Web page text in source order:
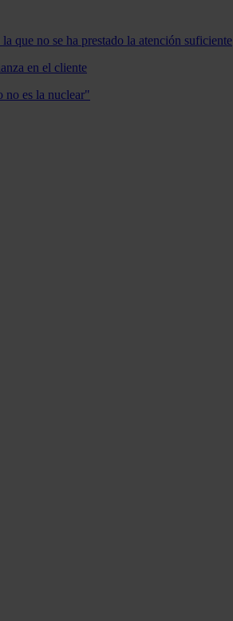
que no se ha prestado la atención suficiente
en el cliente
no es la nuclear"